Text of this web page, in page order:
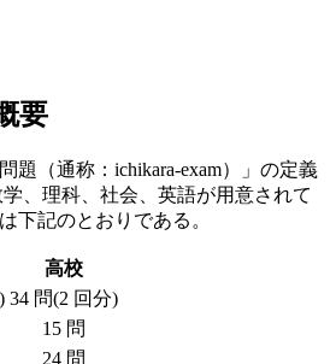
要
題（通称：ichikara-exam）」の定義
、理科、社会、英語が用意されて
下記のとおりである。
高校
34 問(2 回分)
15 問
24 問